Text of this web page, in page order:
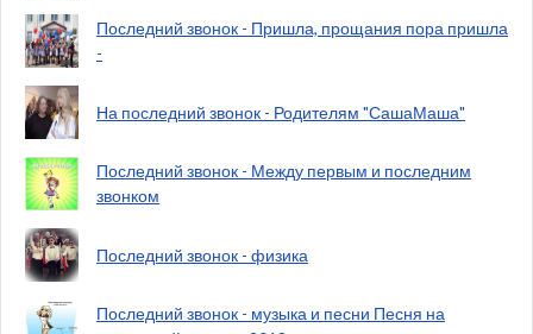
Последний звонок - Пришла, прощания пора пришла
-
На последний звонок - Родителям "СашаМаша"
Последний звонок - Между первым и последним
звонком
Последний звонок - физика
Последний звонок - музыка и песни Песня на